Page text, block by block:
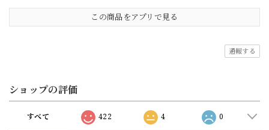
この商品をアプリで見る
通報する
ショップの評価
すべて 422 4 0